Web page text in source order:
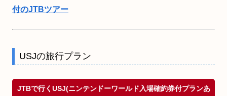
付のJTBツアー
USJの旅行プラン
JTBで行くUSJ(ニンテンドーワールド入場確約券付プランあ